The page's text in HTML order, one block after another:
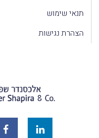
תנאי שימוש
הצהרת נגישות